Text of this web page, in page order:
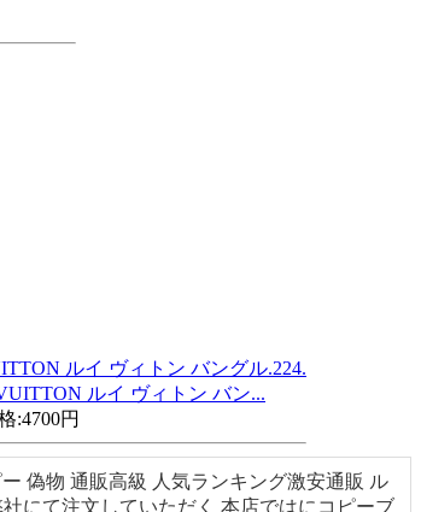
ルイ ヴィトン バン...
:4700円
偽物 通販高級 人気ランキング激安通販 ル
にて注文していただく 本店ではにコピーブ